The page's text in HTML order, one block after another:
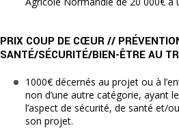
PRIX COUP DE CŒUR //
SANTÉ/SÉCURITÉ/BIEN-ÊTRE AU
1000€ décernés au projet ou à
non d’une autre catégorie, ayant
l’aspect de sécurité, de santé et/
son projet.